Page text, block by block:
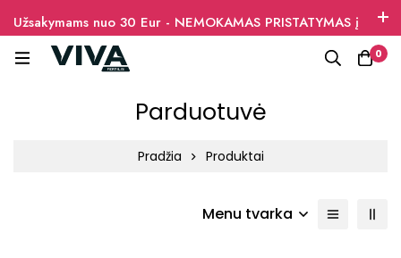
Užsakymams nuo 30 Eur - NEMOKAMAS PRISTATYMAS į
paštomatus
0
Parduotuvė
Pradžia Produktai
Menu tvarka